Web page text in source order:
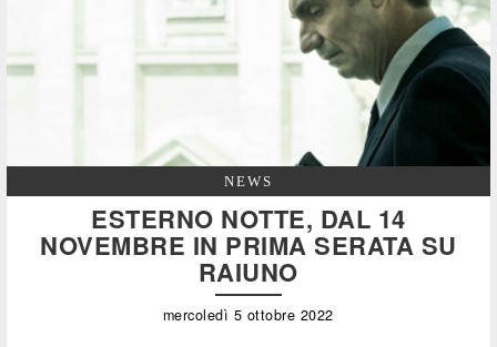
NEWS
ESTERNO NOTTE, DAL 14
NOVEMBRE IN PRIMA SERATA SU
RAIUNO
mercoledì 5 ottobre 2022